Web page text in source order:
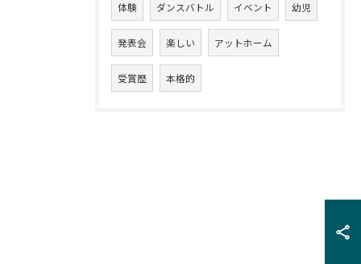
体験 ダンスバトル イベント 幼児
発表会 楽しい アットホーム
受賞歴 本格的